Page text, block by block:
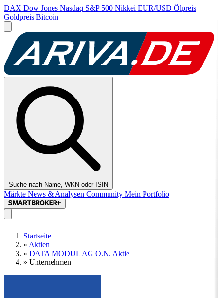
DAX Dow Jones Nasdaq S&P 500 Nikkei EUR/USD Ölpreis
Goldpreis Bitcoin
Suche nach Name, WKN oder ISIN
Märkte News & Analysen Community Mein Portfolio
Startseite
» Aktien
» DATA MODUL AG O.N. Aktie
» Unternehmen